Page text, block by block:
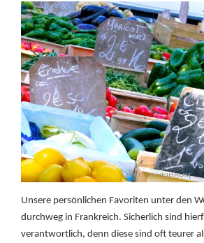
Unsere persönlichen Favoriten unter den
durchweg in Frankreich. Sicherlich sind
verantwortlich, denn diese sind oft teurer